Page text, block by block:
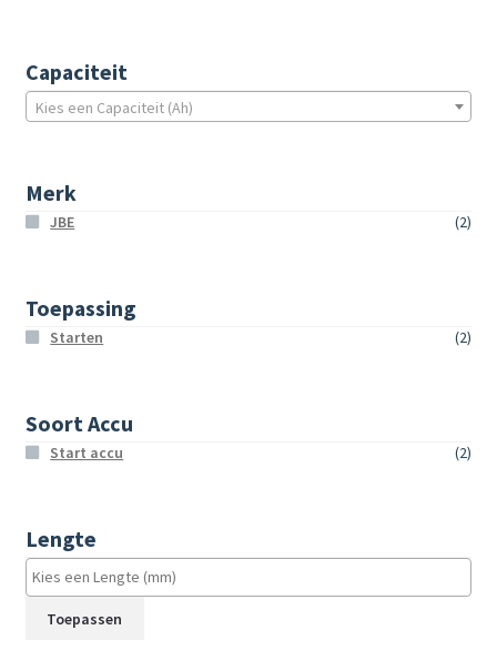
Capaciteit
Kies een Capaciteit (Ah)
Merk
JBE (2)
Toepassing
Starten (2)
Soort Accu
Start accu (2)
Lengte
Toepassen